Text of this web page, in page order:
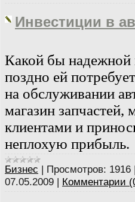
Инвестиции в
Какой бы
поздно ей
на обслуживании
магазин запчастей,
клиентами и
неплохую прибыль.
Бизнес | Просмотров: 1916
07.05.2009 | Комментарии